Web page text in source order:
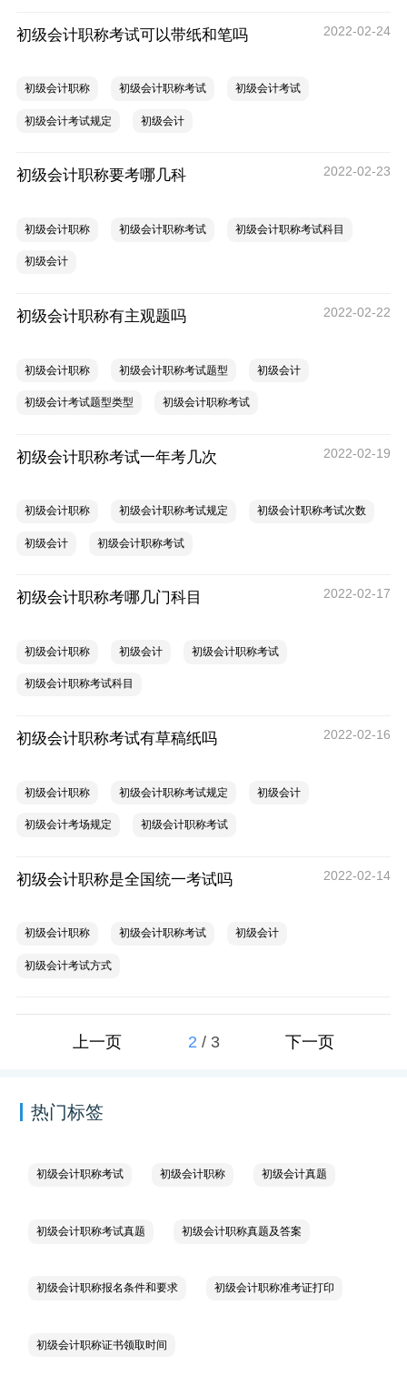
初级会计职称考试可以带纸和笔吗 2022-02-24
初级会计职称 初级会计职称考试 初级会计考试
初级会计考试规定 初级会计
初级会计职称要考哪几科 2022-02-23
初级会计职称 初级会计职称考试 初级会计职称考试科目
初级会计
初级会计职称有主观题吗 2022-02-22
初级会计职称 初级会计职称考试题型 初级会计
初级会计考试题型类型 初级会计职称考试
初级会计职称考试一年考几次 2022-02-19
初级会计职称 初级会计职称考试规定 初级会计职称考试次数
初级会计 初级会计职称考试
初级会计职称考哪几门科目 2022-02-17
初级会计职称 初级会计 初级会计职称考试
初级会计职称考试科目
初级会计职称考试有草稿纸吗 2022-02-16
初级会计职称 初级会计职称考试规定 初级会计
初级会计考场规定 初级会计职称考试
初级会计职称是全国统一考试吗 2022-02-14
初级会计职称 初级会计职称考试 初级会计
初级会计考试方式
上一页 2 / 3 下一页
热门标签
初级会计职称考试 初级会计职称 初级会计真题
初级会计职称考试真题 初级会计职称真题及答案
初级会计职称报名条件和要求 初级会计职称准考证打印
初级会计职称证书领取时间